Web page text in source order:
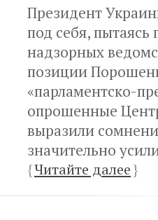
Президент
под себя,
надзорных
позиции
«парламентско-
опрошенные
выразили
значительно
{Читайте далее}